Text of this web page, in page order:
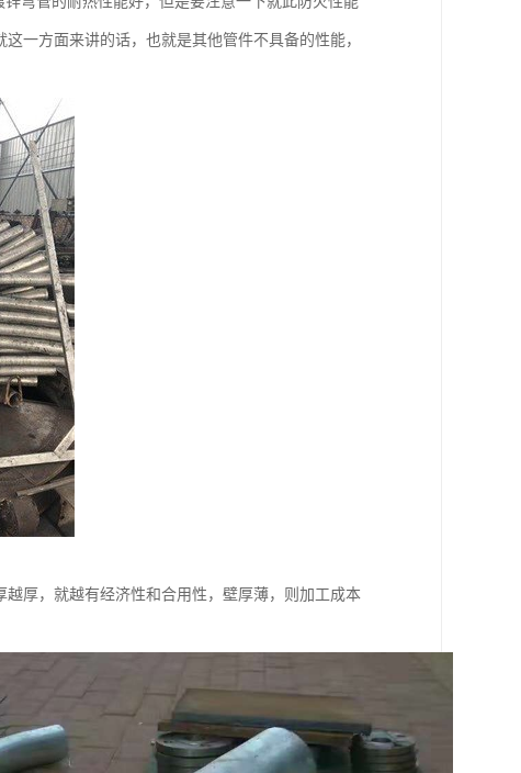
一方面来讲的话，也就是其他管件不具备的性能，
厚，就越有经济性和合用性，壁厚薄，则加工成本